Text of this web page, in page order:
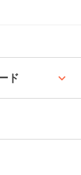
ド keyboard_arrow_up